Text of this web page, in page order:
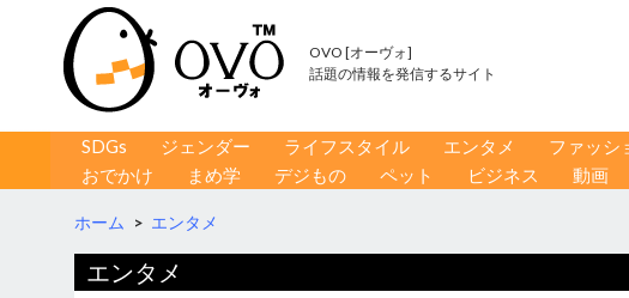
OVO [オーヴォ]
話題の情報を発信するサイト
コンテンツへ移動
SDGs ジェンダー ライフスタイル エンタメ ファッシ
おでかけ
まめ学 デジもの ペット ビジネス 動画
ホーム > エンタメ
エンタメ